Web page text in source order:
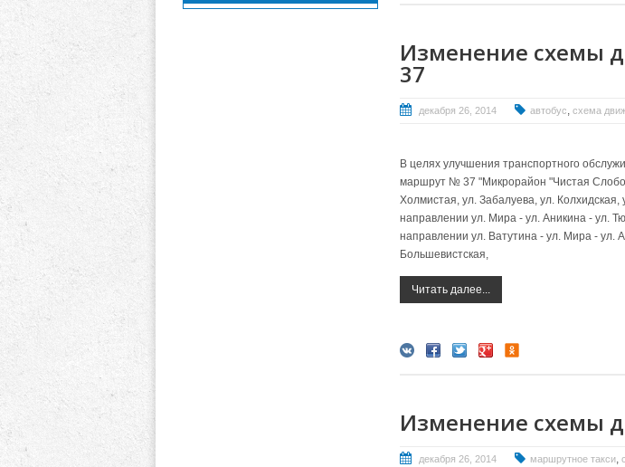
Изменение схемы
37
декабря 26, 2014 автобус схема
В целях улучшения транспортного
маршрут № 37 "Микрорайон "Чистая
Холмистая, ул. Забалуева, ул. Колхидская,
направлении ул. Мира - ул. Аникина - ул.
направлении ул. Ватутина - ул. Мира - ул.
Большевистская,
Читать далее...
Изменение схемы
декабря 26, 2014 маршрутное такси,